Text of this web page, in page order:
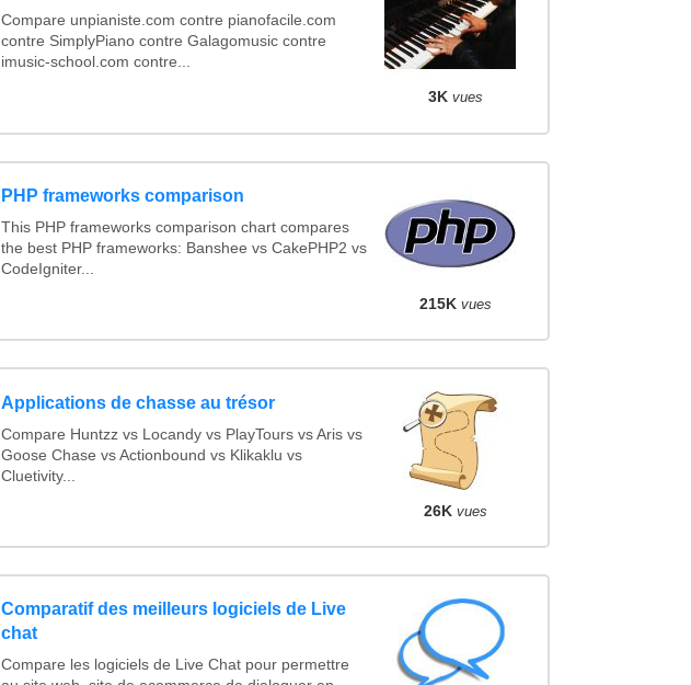
Compare unpianiste.com contre pianofacile.com
contre SimplyPiano contre Galagomusic contre
imusic-school.com contre...
3K vues
PHP frameworks comparison
This PHP frameworks comparison chart compares
the best PHP frameworks: Banshee vs CakePHP2 vs
CodeIgniter...
215K vues
Applications de chasse au trésor
Compare Huntzz vs Locandy vs PlayTours vs Aris vs
Goose Chase vs Actionbound vs Klikaklu vs
Cluetivity...
26K vues
Comparatif des meilleurs logiciels de Live
chat
Compare les logiciels de Live Chat pour permettre